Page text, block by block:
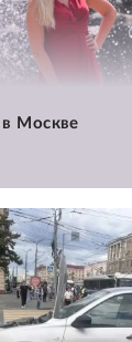
Москве